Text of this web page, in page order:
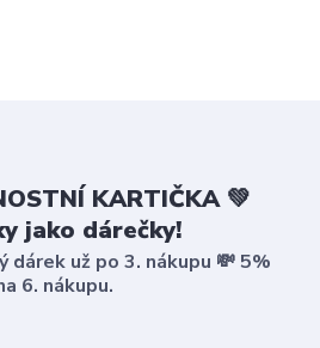
KARTIČKA 💚
jako dárečky!
dárek už po 3. nákupu 💸 5%
6. nákupu.